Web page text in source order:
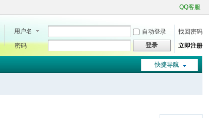
QQ客服
用户名 自动登录
找回密码
密码
登录 立即注册
快捷导航